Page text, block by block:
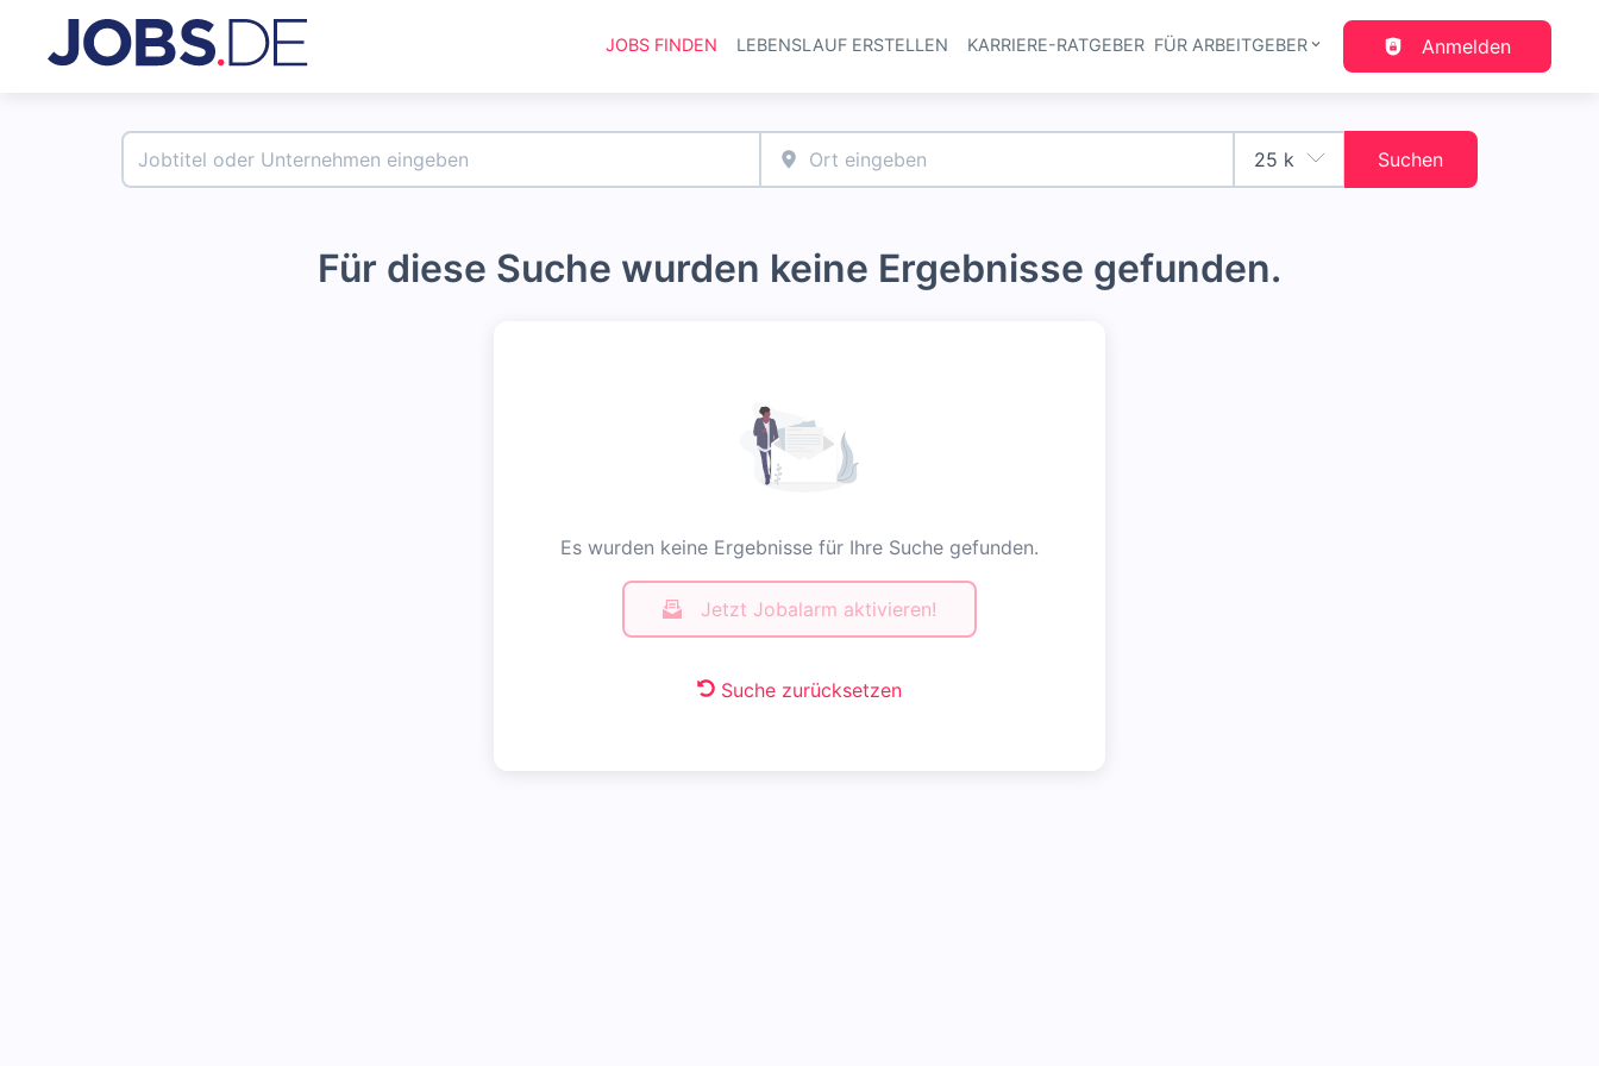
Haupt-Navigation
JOBS FINDEN LEBENSLAUF ERSTELLEN KARRIERE-RATGEBER FÜR ARBEITGEBER Anmelden
Suchen
Für diese Suche wurden keine Ergebnisse gefunden.
Es wurden keine Ergebnisse für Ihre Suche gefunden.
Jetzt Jobalarm aktivieren!
Suche zurücksetzen